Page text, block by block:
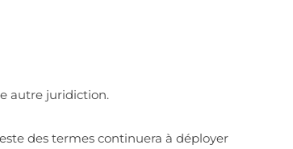
autre juridiction.
des termes continuera à déployer